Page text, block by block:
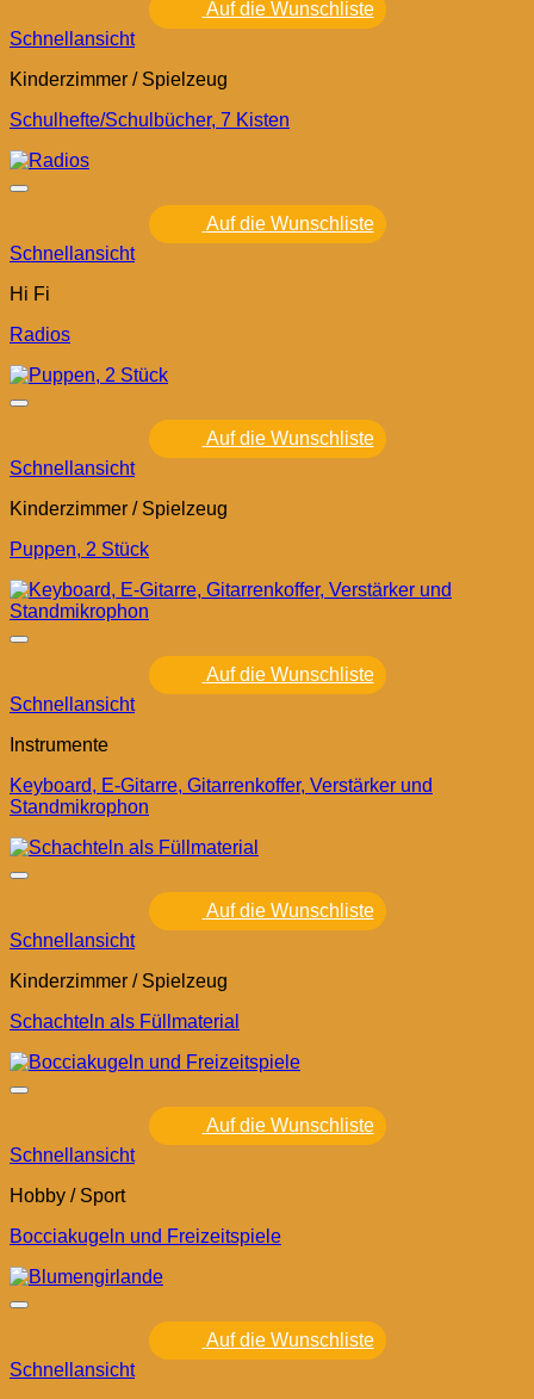
Auf die Wunschliste
Schnellansicht
Kinderzimmer / Spielzeug
Schulhefte/Schulbücher, 7 Kisten
Auf die Wunschliste
Schnellansicht
Hi Fi
Radios
Auf die Wunschliste
Schnellansicht
Kinderzimmer / Spielzeug
Puppen, 2 Stück
Auf die Wunschliste
Schnellansicht
Instrumente
Keyboard, E-Gitarre, Gitarrenkoffer, Verstärker und
Standmikrophon
Auf die Wunschliste
Schnellansicht
Kinderzimmer / Spielzeug
Schachteln als Füllmaterial
Auf die Wunschliste
Schnellansicht
Hobby / Sport
Bocciakugeln und Freizeitspiele
Auf die Wunschliste
Schnellansicht